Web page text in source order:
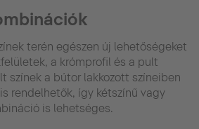
terén egészen új lehetőségeket
a krómprofil és a pult
színek a bútor lakkozott színeiben
rendelhetők, így kétszínű vagy
is lehetséges.